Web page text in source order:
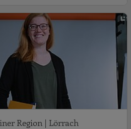
Region | Lörrach